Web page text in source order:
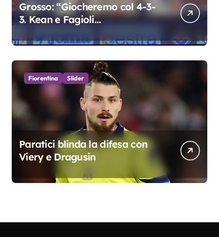
Grosso: “Giocheremo col 4-3-
3. Kean e Fagioli
colpo”
Fiorentina Slider
Paratici blinda la difesa con
Viery e Dragusin